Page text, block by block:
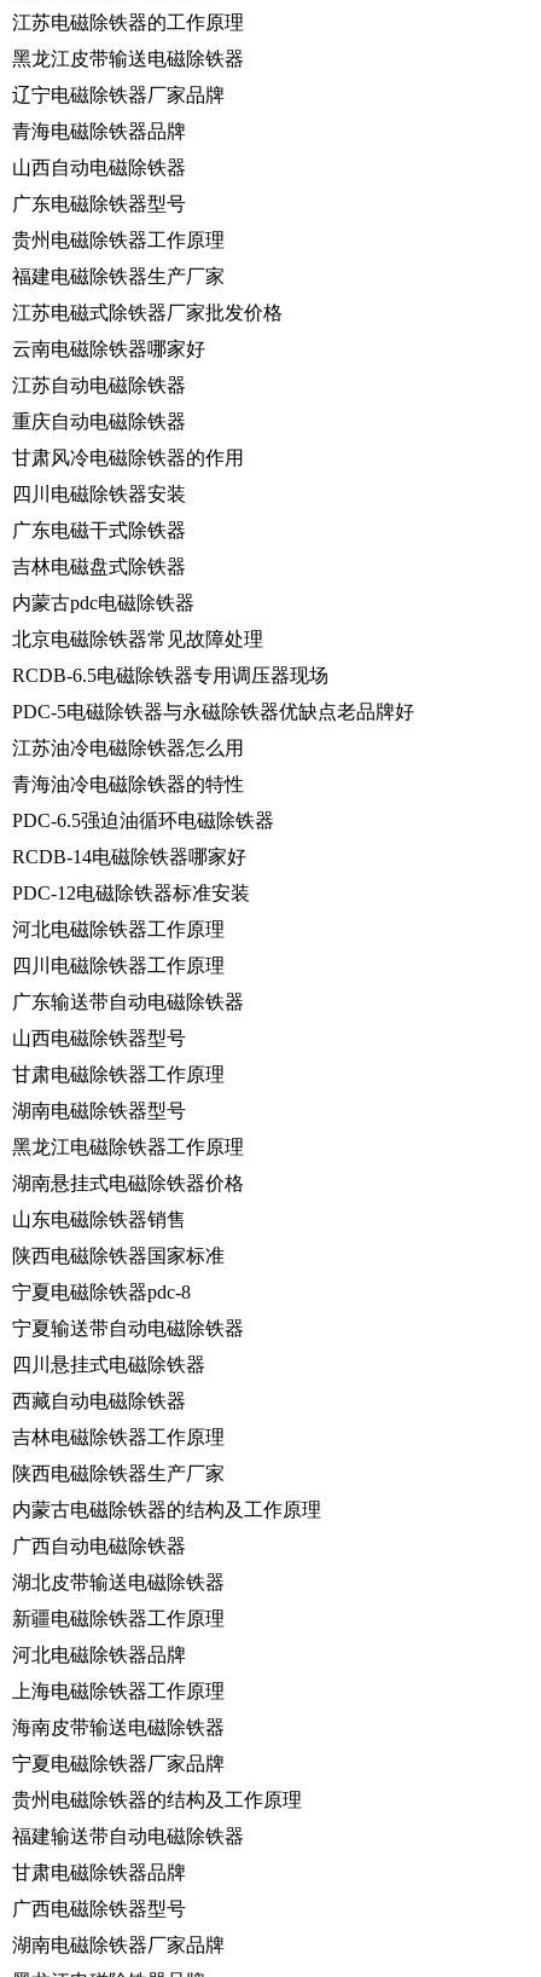
江苏电磁除铁器的工作原理
黑龙江皮带输送电磁除铁器
辽宁电磁除铁器厂家品牌
青海电磁除铁器品牌
山西自动电磁除铁器
广东电磁除铁器型号
贵州电磁除铁器工作原理
福建电磁除铁器生产厂家
江苏电磁式除铁器厂家批发价格
云南电磁除铁器哪家好
江苏自动电磁除铁器
重庆自动电磁除铁器
甘肃风冷电磁除铁器的作用
四川电磁除铁器安装
广东电磁干式除铁器
吉林电磁盘式除铁器
内蒙古pdc电磁除铁器
北京电磁除铁器常见故障处理
RCDB-6.5电磁除铁器专用调压器现场
PDC-5电磁除铁器与永磁除铁器优缺点老品牌好
江苏油冷电磁除铁器怎么用
青海油冷电磁除铁器的特性
PDC-6.5强迫油循环电磁除铁器
RCDB-14电磁除铁器哪家好
PDC-12电磁除铁器标准安装
河北电磁除铁器工作原理
四川电磁除铁器工作原理
广东输送带自动电磁除铁器
山西电磁除铁器型号
甘肃电磁除铁器工作原理
湖南电磁除铁器型号
黑龙江电磁除铁器工作原理
湖南悬挂式电磁除铁器价格
山东电磁除铁器销售
陕西电磁除铁器国家标准
宁夏电磁除铁器pdc-8
宁夏输送带自动电磁除铁器
四川悬挂式电磁除铁器
西藏自动电磁除铁器
吉林电磁除铁器工作原理
陕西电磁除铁器生产厂家
内蒙古电磁除铁器的结构及工作原理
广西自动电磁除铁器
湖北皮带输送电磁除铁器
新疆电磁除铁器工作原理
河北电磁除铁器品牌
上海电磁除铁器工作原理
海南皮带输送电磁除铁器
宁夏电磁除铁器厂家品牌
贵州电磁除铁器的结构及工作原理
福建输送带自动电磁除铁器
甘肃电磁除铁器品牌
广西电磁除铁器型号
湖南电磁除铁器厂家品牌